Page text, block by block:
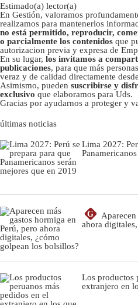
Estimado(a) lector(a)
En Gestión, valoramos
realizamos para mantenerlos
no está permitido, reproducir,
o parcialmente los contenidos que
autorizacion previa y expresa de
En su lugar, los invitamos a
publicaciones, para que más
veraz y de calidad directamente
Asimismo, pueden suscribirse y
exclusivo que elaboramos para Uds.
Gracias por ayudarnos a proteger y
últimas noticias
Lima 2027:
G
ahora
Los productos
extranjero en